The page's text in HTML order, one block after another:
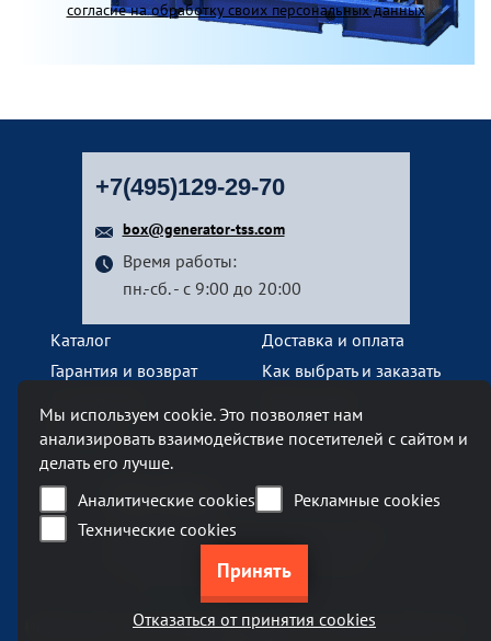
согласие на обработку своих персональных данных
+7(495)129-29-70
box@generator-tss.com
Время работы:
пн.-сб. - с 9:00 до 20:00
Каталог
Доставка и оплата
Гарантия и возврат
Как выбрать и заказать
Контакты
Наш офис
Москва, Ленинский проспект, 119А
Бизнес-центр «Ленинский 119А»
метро Тропарево
Информация на сайте generator-tss.com не является публичной
Мы используем cookie. Это позволяет нам
анализировать взаимодействие посетителей с сайтом и
делать его лучше.
Аналитические cookies
Рекламные cookies
Технические cookies
Отказаться от принятия cookies